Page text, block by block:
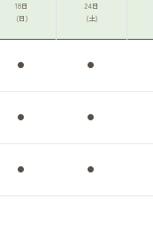
18日
(日)
24日
(土)
● ●
● ●
● ●